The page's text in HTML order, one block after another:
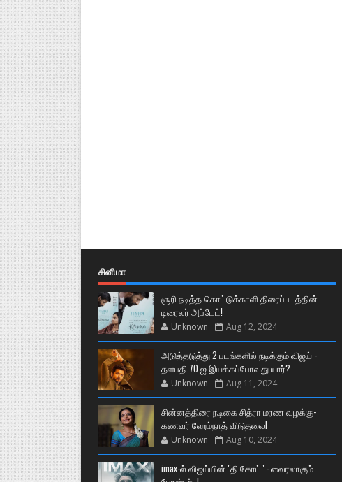
சினிமா
சூரி நடித்த கொட்டுக்காளி திரைப்படத்தின்
டிரைலர் அப்டேட்!
Unknown Aug 12, 2024
அடுத்தடுத்து 2 படங்களில் நடிக்கும் விஜய் -
தளபதி 70 ஐ இயக்கப்போவது யார்?
Unknown Aug 11, 2024
சின்னத்திரை நடிகை சித்ரா மரண வழக்கு-
கணவர் ஹேம்நாத் விடுதலை!
Unknown Aug 10, 2024
imax-ல் விஜய்யின் "தி கோட்" - வைரலாகும்